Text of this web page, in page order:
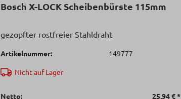
Bosch X-LOCK Scheibenbürste 115mm
gezopfter rostfreier Stahldraht
Artikelnummer: 149777
Nicht auf Lager
Netto: 25,94 €*